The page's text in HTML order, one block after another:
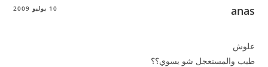
anas 10 يوليو 2009
علوش
طيب والمستعجل شو يسوي؟؟